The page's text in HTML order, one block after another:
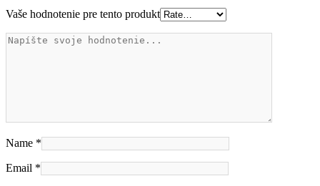
Vaše hodnotenie pre tento produkt
Name *
Email *